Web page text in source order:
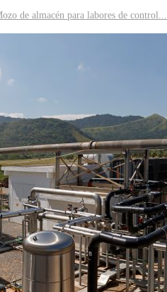
de almacén para labores de control...